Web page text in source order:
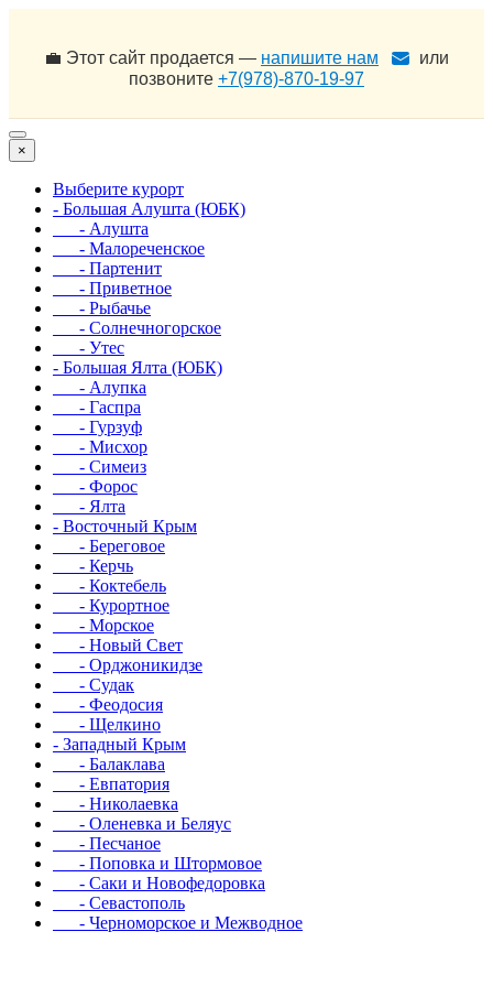
💼 Этот сайт продается — напишите нам
или
позвоните +7(978)-870-19-97
×
Выберите курорт
- Большая Алушта (ЮБК)
- Алушта
- Малореченское
- Партенит
- Приветное
- Рыбачье
- Солнечногорское
- Утес
- Большая Ялта (ЮБК)
- Алупка
- Гаспра
- Гурзуф
- Мисхор
- Симеиз
- Форос
- Ялта
- Восточный Крым
- Береговое
- Керчь
- Коктебель
- Курортное
- Морское
- Новый Свет
- Орджоникидзе
- Судак
- Феодосия
- Щелкино
- Западный Крым
- Балаклава
- Евпатория
- Николаевка
- Оленевка и Беляус
- Песчаное
- Поповка и Штормовое
- Саки и Новофедоровка
- Севастополь
- Черноморское и Межводное